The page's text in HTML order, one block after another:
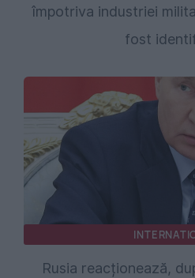
împotriva industriei
fost
Rusia reacționează,